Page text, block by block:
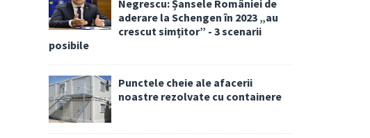
Negrescu: Șansele României de
aderare la Schengen în 2023 „au
crescut simțitor” - 3 scenarii
posibile
Punctele cheie ale afacerii
noastre rezolvate cu containere